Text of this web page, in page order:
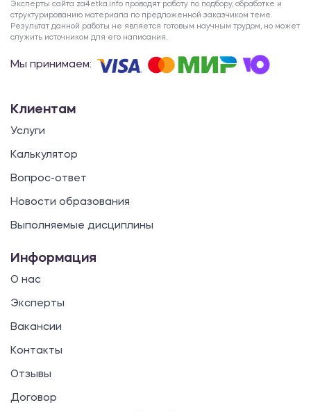
Эксперты сайта za4etka.info проводят работу по подбору, обработке и
структурированию материала по предложенной заказчиком теме.
Результат данной работы не является готовым научным трудом, но может
служить источником для его написания.
Мы принимаем:
Клиентам
Услуги
Калькулятор
Вопрос-ответ
Новости образования
Выполняемые дисциплины
Информация
О нас
Эксперты
Вакансии
Контакты
Отзывы
Договор